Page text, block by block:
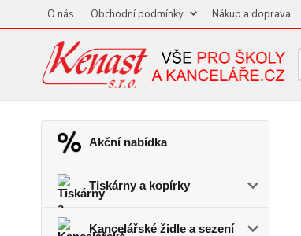
O nás Obchodní podmínky Nákup a doprava
Akční nabídka
Tiskárny a kopírky
Kancelářské židle a sezení